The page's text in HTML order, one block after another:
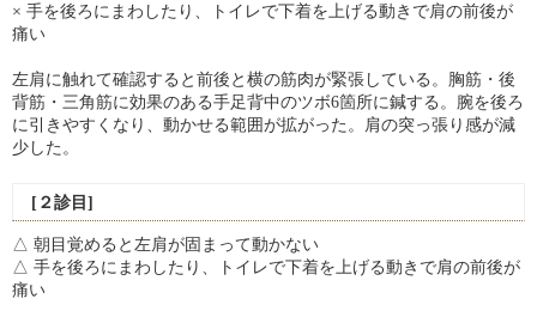
× 手を後ろにまわしたり、トイレで下着を上げる動きで肩の前後が
痛い
左肩に触れて確認すると前後と横の筋肉が緊張している。胸筋・後
背筋・三角筋に効果のある手足背中のツボ6箇所に鍼する。腕を後ろ
に引きやすくなり、動かせる範囲が拡がった。肩の突っ張り感が減
少した。
[２診目]
△ 朝目覚めると左肩が固まって動かない
△ 手を後ろにまわしたり、トイレで下着を上げる動きで肩の前後が
痛い